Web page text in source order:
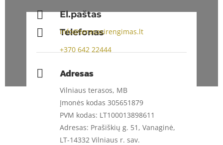
 Telefonas
+370642 22444
 El.paštas
info@terasosirengimas.lt
 Adresas
Vilniaus terasos, MB
Įmonės kodas 305651879
PVM kodas: LT100013898611
Adresas: Prašiškių g. 51, Vanaginė,
LT-14332 Vilniaus r. sav.